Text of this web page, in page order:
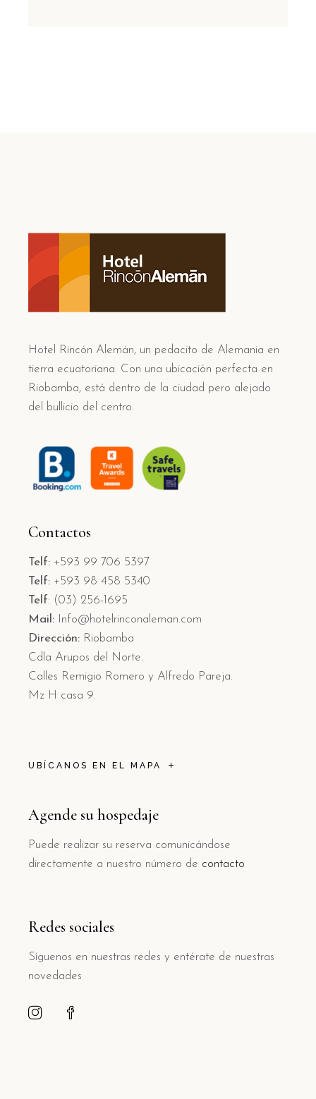
Hotel Rincón Alemán, un pedacito de Alemania en
tierra ecuatoriana. Con una ubicación perfecta en
Riobamba, está dentro de la ciudad pero alejado
del bullicio del centro.
Contactos
Telf: +593 99 706 5397
Telf: +593 98 458 5340
Telf: (03) 256-1695
Mail: Info@hotelrinconaleman.com
Dirección: Riobamba
Cdla Arupos del Norte.
Calles Remigio Romero y Alfredo Pareja.
Mz H casa 9.
UBÍCANOS EN EL MAPA
Agende su hospedaje
Puede realizar su reserva comunicándose
directamente a nuestro número de contacto
Redes sociales
Síguenos en nuestras redes y entérate de nuestras
novedades